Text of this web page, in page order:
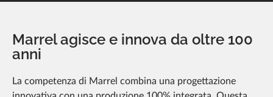
Marrel agisce e innova da oltre 100
anni
La competenza di Marrel combina una progettazione